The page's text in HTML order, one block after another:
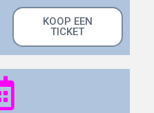
KOOP EEN
TICKET